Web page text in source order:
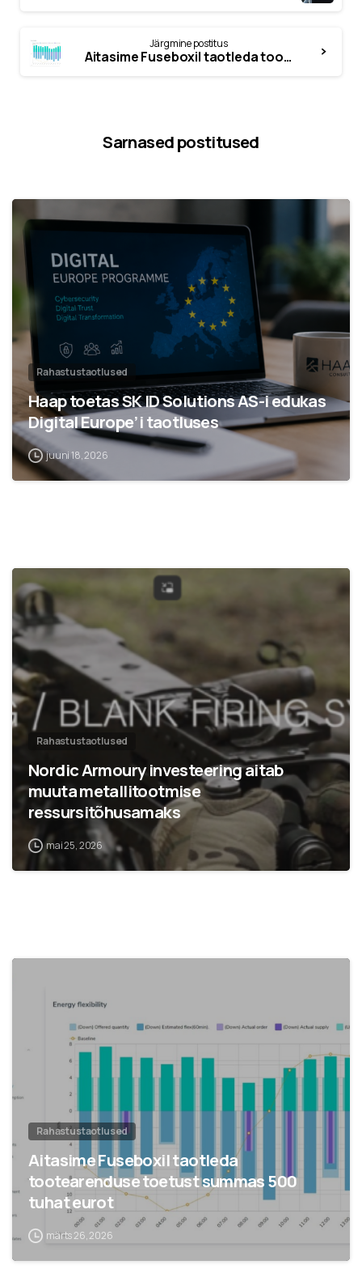
Järgmine postitus
Aitasime Fuseboxil taotleda tootearenduse toetust summas 500 tuhat eurot
Sarnased postitused
Rahastustaotlused
Haap toetas SK ID Solutions AS-i edukas
Digital Europe’i taotluses
juuni 18, 2026
Rahastustaotlused
Nordic Armoury investeering aitab
muuta metallitootmise
ressursitõhusamaks
mai 25, 2026
Rahastustaotlused
Aitasime Fuseboxil taotleda
tootearenduse toetust summas 500
tuhat eurot
märts 26, 2026